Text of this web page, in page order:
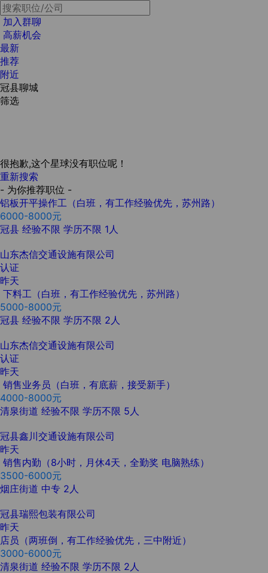
加入群聊
高薪机会
最新
推荐
附近
冠县聊城
筛选
很抱歉,这个星球没有职位呢！
重新搜索
- 为你推荐职位 -
铝板开平操作工（白班，有工作经验优先，苏州路）
6000-8000元
冠县 经验不限 学历不限 1人
山东杰信交通设施有限公司
认证
昨天
下料工（白班，有工作经验优先，苏州路）
5000-8000元
冠县 经验不限 学历不限 2人
山东杰信交通设施有限公司
认证
昨天
销售业务员（白班，有底薪，接受新手）
4000-8000元
清泉街道 经验不限 学历不限 5人
冠县鑫川交通设施有限公司
昨天
销售内勤（8小时，月休4天，全勤奖 电脑熟练）
3500-6000元
烟庄街道 中专 2人
冠县瑞熙包装有限公司
昨天
店员（两班倒，有工作经验优先，三中附近）
3000-6000元
清泉街道 经验不限 学历不限 2人